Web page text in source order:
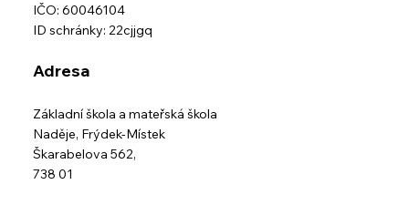
IČO: 60046104
ID schránky: 22cjjgq
Adresa
Základní škola a mateřská škola
Naděje, Frýdek-Místek
Škarabelova 562,
738 01